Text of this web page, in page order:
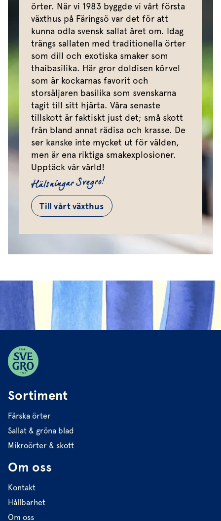
örter. När vi 1983 byggde vi vårt första
växthus på Färingsö var det för att
kunna odla svensk sallat året om. Idag
trängs sallaten med traditionella örter
som dill och exotiska smaker som
thaibasilika. Här gror doldisen körvel
som är kockarnas favorit och
storsäljaren basilika som svenskarna
tagit till sitt hjärta. Våra senaste
tillskott är faktiskt just det; små skott
från bland annat rädisa och krasse. De
ser kanske inte mycket ut för välden,
men är ena riktiga smakexplosioner.
Upptäck vår värld!
Hälsningar Svegro!
Till vårt växthus
Sortiment
Färska örter
Sallat & gröna blad
Mikroörter & skott
Om oss
Kontakt
Hållbarhet
Om oss